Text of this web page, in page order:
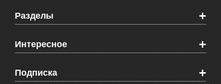
Разделы +
Новости Феодосии
Новости Крыма
Мировые новости
Объявления
Интересное +
Видео о Феодосии
Веб-камеры Феодосии
Подписка +